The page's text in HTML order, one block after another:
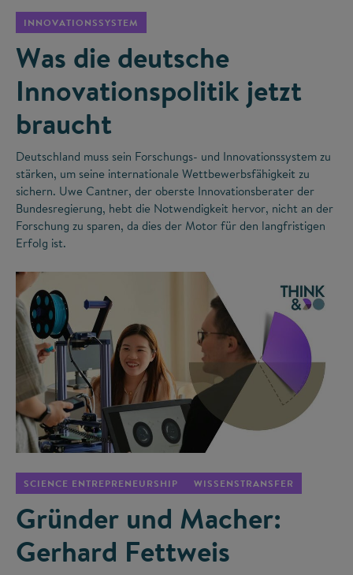
INNOVATIONSSYSTEM
Was die deutsche
Innovationspolitik jetzt
braucht
Deutschland muss sein Forschungs- und Innovationssystem zu
stärken, um seine internationale Wettbewerbsfähigkeit zu
sichern. Uwe Cantner, der oberste Innovationsberater der
Bundesregierung, hebt die Notwendigkeit hervor, nicht an der
Forschung zu sparen, da dies der Motor für den langfristigen
Erfolg ist.
SCIENCE ENTREPRENEURSHIP WISSENSTRANSFER
Gründer und Macher:
Gerhard Fettweis